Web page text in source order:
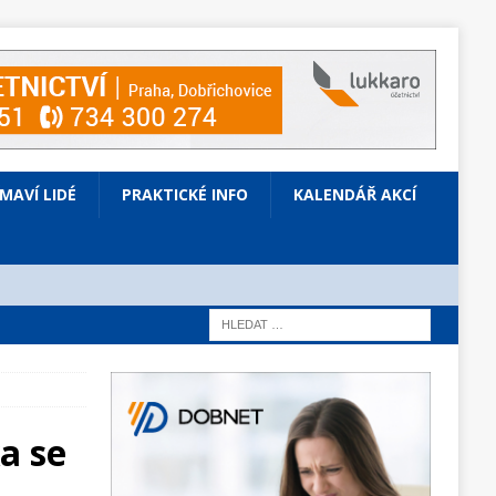
LIDÉ PRAKTICKÉ INFO KALENDÁŘ AKCÍ
se